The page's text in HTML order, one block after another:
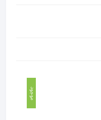
موجود